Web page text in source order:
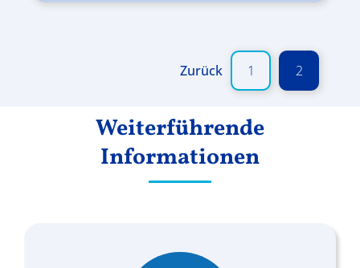
Zurück 1 2
Weiterführende
Informationen